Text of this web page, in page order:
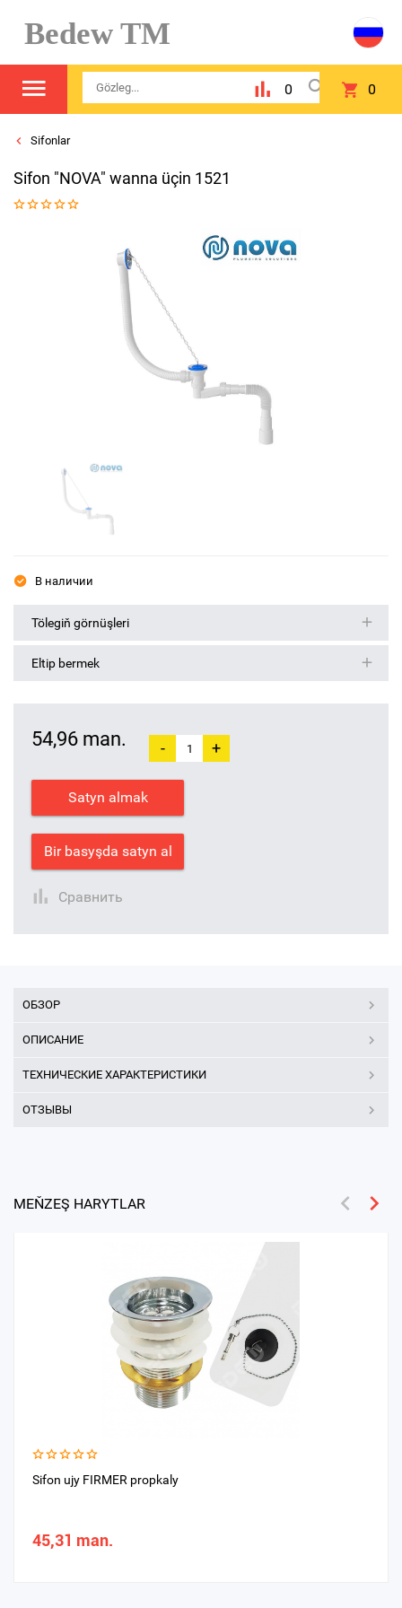
Bedew TM
0 0
Sifonlar
Sifon "NOVA" wanna üçin 1521
В наличии
Tölegiň görnüşleri
Eltip bermek
54,96 man. - +
Satyn almak
Bir basyşda satyn al
Сравнить
ОБЗОР
ОПИСАНИЕ
ТЕХНИЧЕСКИЕ ХАРАКТЕРИСТИКИ
ОТЗЫВЫ
MEŇZEŞ HARYTLAR
Sifon ujy FIRMER propkaly
45,31 man.